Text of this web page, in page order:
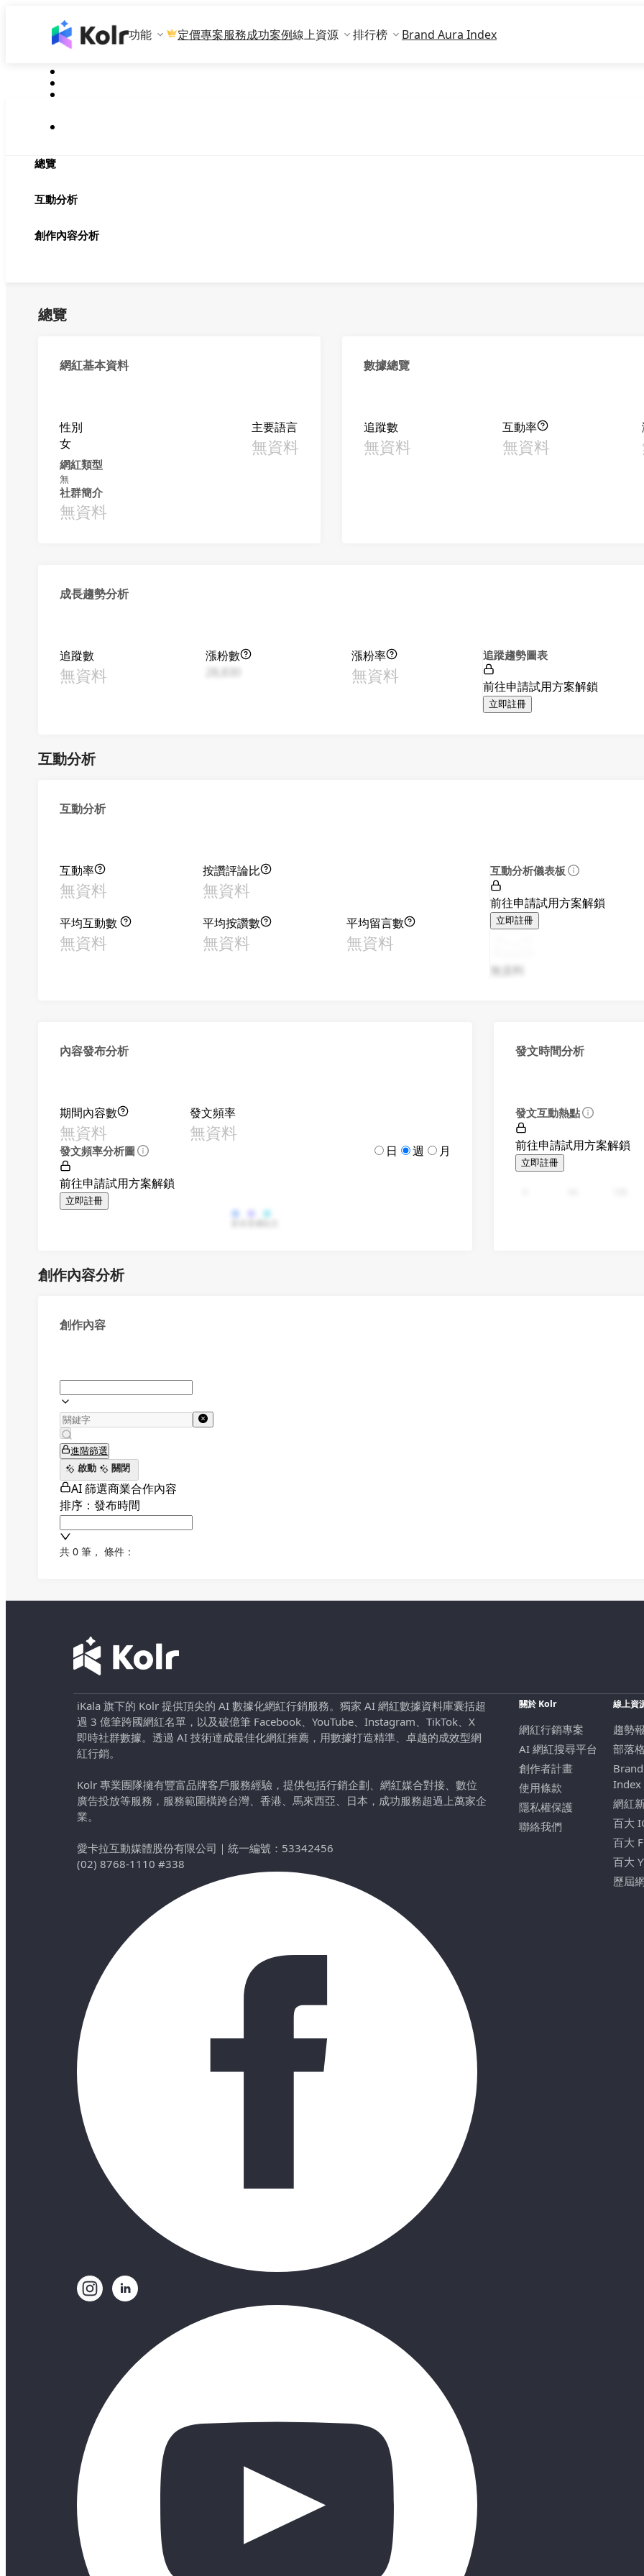
功能 定價專案服務成功案例線上資源 排行榜 Brand Aura Index
總覽
互動分析
創作內容分析
總覽
網紅基本資料
性別
女
主要語言
無資料
網紅類型
無
社群簡介
無資料
數據總覽
追蹤數
無資料
互動率
無資料
成長趨勢分析
追蹤數
無資料
漲粉數
漲粉率
無資料
追蹤趨勢圖表
前往申請試用方案解鎖
立即註冊
互動分析
互動分析
互動率
無資料
按讚評論比
無資料
平均互動數
無資料
平均按讚數
無資料
平均留言數
無資料
互動分析儀表板
前往申請試用方案解鎖
立即註冊
無資料
內容發布分析
期間內容數
無資料
發文頻率
無資料
發文頻率分析圖 日 週 月
前往申請試用方案解鎖
立即註冊
發文時間分析
發文互動熱點
前往申請試用方案解鎖
立即註冊
創作內容分析
創作內容
進階篩選
啟動
關閉
AI 篩選商業合作內容
排序：發布時間
共 0 筆 ， 條件：
iKala 旗下的 Kolr 提供頂尖的 AI 數據化網紅行銷服務。獨家 AI 網紅數據資料庫囊括超
過 3 億筆跨國網紅名單，以及破億筆 Facebook、YouTube、Instagram、TikTok、X
即時社群數據。透過 AI 技術達成最佳化網紅推薦，用數據打造精準、卓越的成效型網
紅行銷。
Kolr 專業團隊擁有豐富品牌客戶服務經驗，提供包括行銷企劃、網紅媒合對接、數位
廣告投放等服務，服務範圍橫跨台灣、香港、馬來西亞、日本，成功服務超過上萬家企
業。
愛卡拉互動媒體股份有限公司 ｜ 統一編號：53342456
(02) 8768-1110 #338
關於 Kolr
網紅行銷專案
AI 網紅搜尋平台
創作者計畫
使用條款
隱私權保護
聯絡我們
線上資
趨勢
部落格
Index
網紅
百大
百大
百大
歷屆